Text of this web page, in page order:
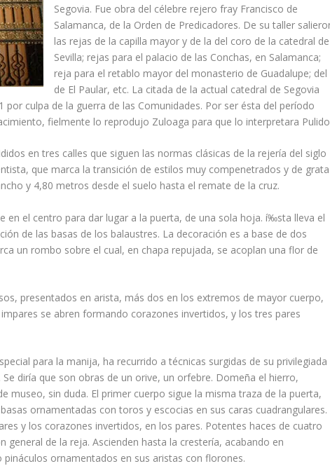
Segovia. Fue obra del célebre rejero fray Francisco de
Salamanca, de la Orden de Predicadores. De su taller
las rejas de la capilla mayor y de la del coro de la catedral de
Sevilla; rejas para el palacio de las Conchas, en Salamanca;
reja para el retablo mayor del monasterio de Guadalupe; del
de El Paular, etc. La citada de la actual catedral de Segovia
culpa de la guerra de las Comunidades. Por ser ésta del perí­odo
fielmente lo reprodujo Zuloaga para que lo interpretara
en tres calles que siguen las normas clásicas de la rejerí­a del siglo
que marca la transición de estilos muy compenetrados y de grata
y 4,80 metros desde el suelo hasta el remate de la cruz.
en el centro para dar lugar a la puerta, de una sola hoja. í‰sta lleva el
de las basas de los balaustres. La decoración es a base de dos
un rombo sobre el cual, en chapa repujada, se acoplan una flor de
presentados en arista, más dos en los extremos de mayor cuerpo,
se abren formando corazones invertidos, y los tres pares
para la manija, ha recurrido a técnicas surgidas de su privilegiada
dirí­a que son obras de un orive, un orfebre. Domeña el hierro,
museo, sin duda. El primer cuerpo sigue la misma traza de la puerta,
ornamentadas con toros y escocias en sus caras cuadrangulares.
y los corazones invertidos, en los pares. Potentes haces de cuatro
de la reja. Ascienden hasta la cresterí­a, acabando en
ornamentados en sus aristas con florones.